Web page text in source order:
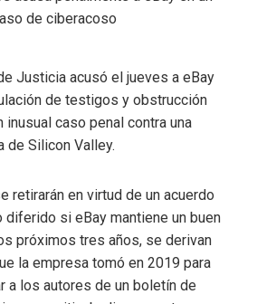
Justicia acusó el jueves a eBay
de testigos y obstrucción
inusual caso penal contra una
de Silicon Valley.
retirarán en virtud de un acuerdo
si eBay mantiene un buen
próximos tres años, se derivan
la empresa tomó en 2019 para
a los autores de un boletín de